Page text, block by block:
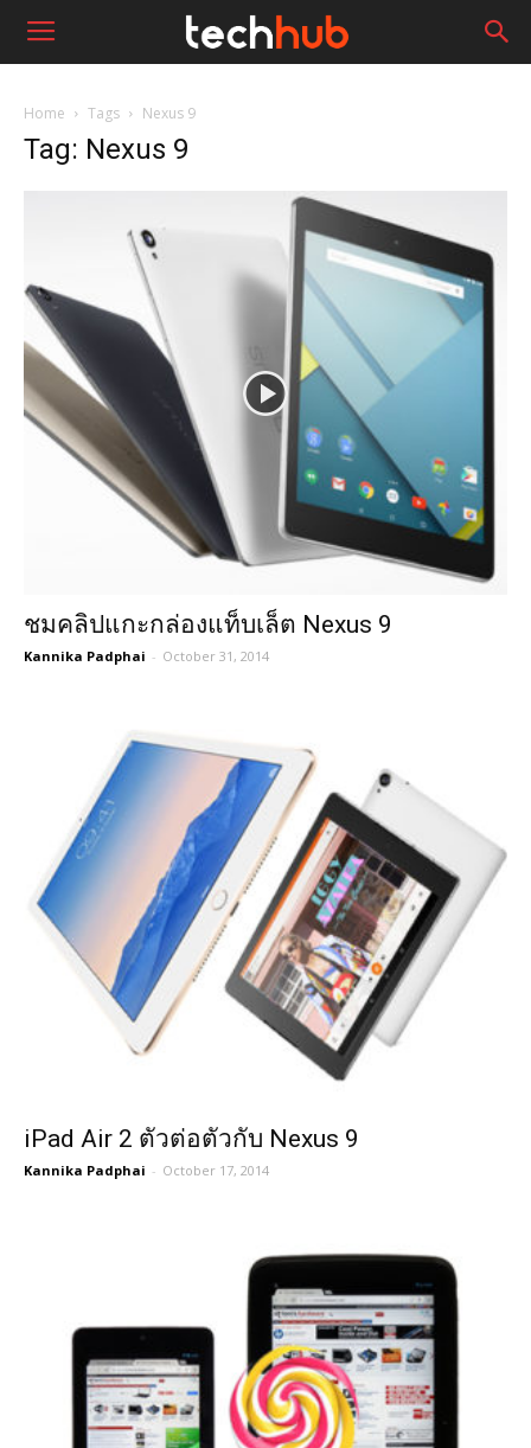
Home Tags Nexus 9
Tag: Nexus 9
ชมคลิปแกะกล่องแท็บเล็ต Nexus 9
Kannika Padphai - October 31, 2014
iPad Air 2 ตัวต่อตัวกับ Nexus 9
Kannika Padphai - October 17, 2014